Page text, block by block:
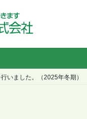
いました。（2025年冬期）